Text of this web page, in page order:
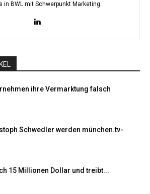
in BWL mit Schwerpunkt Marketing.
ihre Vermarktung falsch
Schwedler werden münchen.tv-
15 Millionen Dollar und treibt...